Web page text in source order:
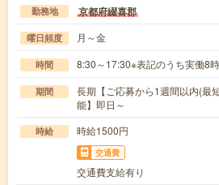
勤務地 京都府綴喜郡
曜日頻度 月～金
時間 8:30～17:30※表記のうち実働8時
期間
長期【ご応募から1週間以内(最
能】即日～
時給 時給1500円
交通費
交通費支給有り